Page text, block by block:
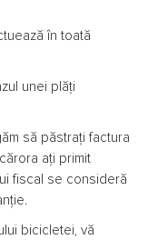
în toată
unei plăți
să păstrați factura
ați primit
fiscal se consideră
bicicletei, vă